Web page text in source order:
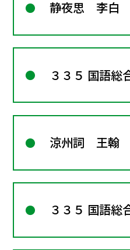
静夜思 李白
３３５ 国語総
涼州詞 王翰
３３５ 国語総